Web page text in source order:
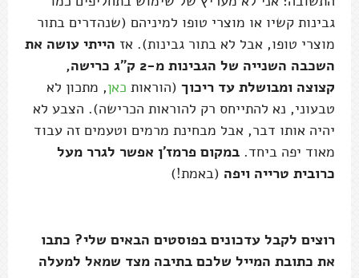
גבינות קשיו או מוצרי טופו למיניהם (שנהדרים בתור
מוצרי טופו, אבל לא בתור גבינות). אז הייתי עושה את
השכבה השנייה של הגבינות מ-2 ק"ג כרישה,
קצוצה ומבושלת עד ריכוך (הוראות כאן, מתכון לא
טבעוני, נא להתייחס רק להוראות הכרישה). הצבע לא
יהיה אותו דבר, אבל מבחינת מרמים וטעמים זה עבוד
מאוד יפה ביחד. במקום פרמז'ן אפשר לגרר מעל
כרובית טרייה ויפה (באמת!)
רוצים לקבל עדכונים בפוסטים הבאים שלי? כתבו
את כתובת המייל שלכם בתיבה מצד שמאל למעלה